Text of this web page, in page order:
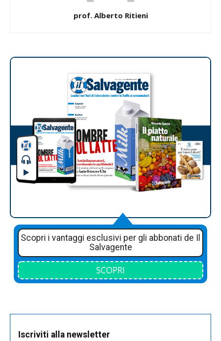
prof. Alberto Ritieni
Scopri i vantaggi esclusivi per gli abbonati de Il
Salvagente
SCOPRI
Iscriviti alla newsletter